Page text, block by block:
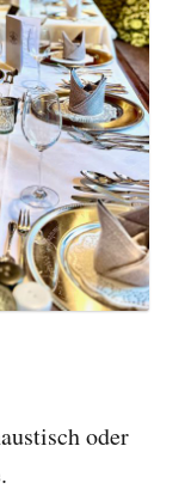
oder